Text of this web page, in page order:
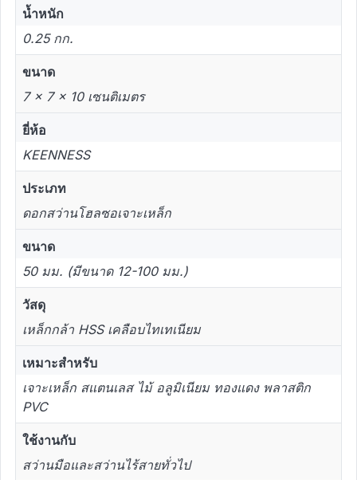
น้ำหนัก
0.25 กก.
ขนาด
7 × 7 × 10 เซนติเมตร
ยี่ห้อ
KEENNESS
ประเภท
ดอกสว่านโฮลซอเจาะเหล็ก
ขนาด
50 มม. (มีขนาด 12-100 มม.)
วัสดุ
เหล็กกล้า HSS เคลือบไทเทเนียม
เหมาะสำหรับ
เจาะเหล็ก สแตนเลส ไม้ อลูมิเนียม ทองแดง พลาสติก
PVC
ใช้งานกับ
สว่านมือและสว่านไร้สายทั่วไป